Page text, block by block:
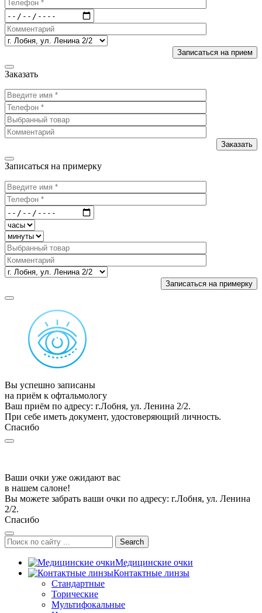
Заказать
Записаться на примерку
Вы успешно записаны
на приём к офтальмологу
Ваш приём по адресу: г.Лобня, ул. Ленина 2/2.
При себе иметь документ, удостоверяющий личность.
Спасибо
Ваши очки уже ожидают вас
в нашем салоне!
Вы можете забрать ваши очки по адресу: г.Лобня, ул. Ленина
2/2.
Спасибо
Search
Медицинские очки
Контактные линзы
Стандартные
Торические
Мультифокальные